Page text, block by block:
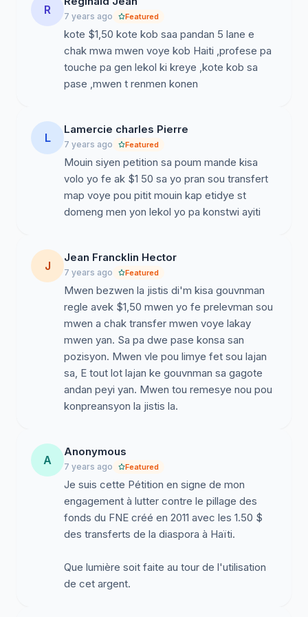
an Ayiti. Nou menm ayisyen nan dyaspora a, nou
bezwen konnen konbyen lajan ki kolekte e konbyen
timoun ki ale lekol an Ayiti akoz de $1.50 nou yo.
Nelson Mandela te di yon fwa, "Edikasyon se zam ki pi
pwisan ki ka chanje lemond". Konsa, edikasyon se
edikasyon se privilèj pou majorite timoun ayisyen.
Tankou Bank Mondyal te di nan yon etid li te fe, 50%
timoun an Ayiti pa ale lekol. Selon CIA, gen ant 61% a
64% gason ki konn li kont 57% fanm ki konn li.
UNICEF jwenn ke 30% timoun ki ale lekol, pap menm
rive nan elemante 1, e lòt 60% kap kite lekol anvan yo
yon bagay ki endiye n, lèn konnen ke se 29% ayisyen
selman, nan laj 25 lane osinon pi gran ki rive nan klas
segondè.
Bon jan edikasyon pa selman ede moun vanse, men li
ede moun kenbe diyite yo. Bon jan edikasyon san fòs
kote, se toujou yon gwo defi pou leta ayisyen.
Jounen jodi a, nou menm ayisyen, nou dwe kole zepol
pou kokenn chenn koz sa a. Anseyan ak pwofesè
ayisyen yo ap mande leta ayisyen pou ogmante salè
nan men ayisyen kap viv lòt bo dlo yo. Jouk jounen jodi
a, anyen pa janm fet pou satisfè revandikasyon
anseyan ak pwofesè yo. Kom rezilta, elèv nan lekol
primè ak nan lise yo pran lari tout lajounen, kite klas yo
pou manifeste, paske yo pa ka jwenn anseyan ki pou
fè kou pou yo.Yon solisyon dwe jwenn prese, prese,
manifestasyon fèt deja ni andedan peyi a ni nan
dyaspora a nan tan ki sot pase yo pou mande regleman
R 7 years ago Featured
kote $1,50 kote kob saa pandan 5 lane e
chak mwa mwen voye kob Haiti ,profese pa
touche pa gen lekol ki kreye ,kote kob sa
L
Lamercie charles Pierre
7 years ago Featured
Mouin siyen petition sa poum mande kisa
volo yo fe ak $1 50 sa yo pran sou transfert
map voye pou pitit mouin kap etidye st
domeng men yon lekol yo pa konstwi ayiti
J
Jean Francklin Hector
7 years ago Featured
Mwen bezwen la jistis di'm kisa gouvnman
regle avek $1,50 mwen yo fe prelevman sou
mwen a chak transfer mwen voye lakay
mwen yan. Sa pa dwe pase konsa san
pozisyon. Mwen vle pou limye fet sou lajan
sa, E tout lot lajan ke gouvnman sa gagote
andan peyi yan. Mwen tou remesye nou pou
konpreansyon la jistis la.
A
Anonymous
7 years ago Featured
Je suis cette Pétition en signe de mon
engagement à lutter contre le pillage des
fonds du FNE créé en 2011 avec les 1.50 $
des transferts de la diaspora à Haïti.
Que lumière soit faite au tour de l'utilisation
de cet argent.